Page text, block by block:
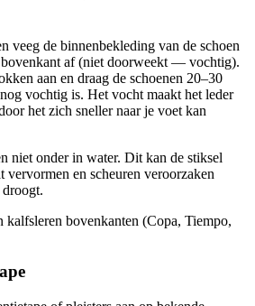
veeg de binnenbekleding van de schoen
bovenkant af (niet doorweekt — vochtig).
aan en draag de schoenen 20–30
vochtig is. Het vocht maakt het leder
het zich sneller naar je voet kan
niet onder in water. Dit kan de stiksel
vervormen en scheuren veroorzaken
droogt.
kalfsleren bovenkanten (Copa, Tiempo,